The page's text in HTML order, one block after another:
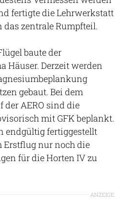
fertigte die Lehrwerkstatt
zentrale Rumpfteil.
baute der
Häuser. Derzeit werden
gebaut. Bei dem
der AERO sind die
mit GFK beplankt.
endgültig fertiggestellt
Erstflug nur noch die
für die Horten IV zu
ANZEIGE